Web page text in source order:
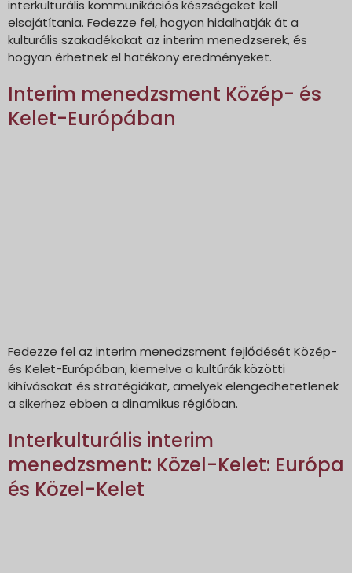
interkulturális kommunikációs készségeket kell
elsajátítania. Fedezze fel, hogyan hidalhatják át a
kulturális szakadékokat az interim menedzserek, és
hogyan érhetnek el hatékony eredményeket.
Interim menedzsment Közép- és
Kelet-Európában
Fedezze fel az interim menedzsment fejlődését Közép-
és Kelet-Európában, kiemelve a kultúrák közötti
kihívásokat és stratégiákat, amelyek elengedhetetlenek
a sikerhez ebben a dinamikus régióban.
Interkulturális interim
menedzsment: Közel-Kelet: Európa
és Közel-Kelet